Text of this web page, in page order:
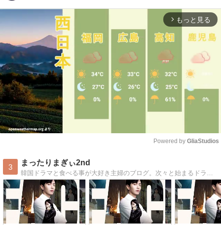
arrow_forward_ios もっと見る
Powered by GliaStudios
3
まったりまぎぃ2nd